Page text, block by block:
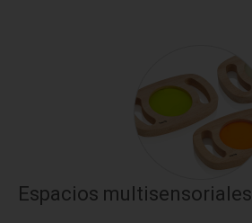
Espacios multisensoriales